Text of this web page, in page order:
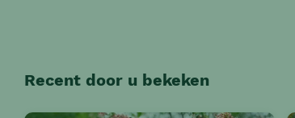
Recent door u bekeken